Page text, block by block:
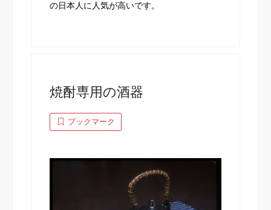
の日本人に人気が高いです。
焼酎専用の酒器
ブックマーク